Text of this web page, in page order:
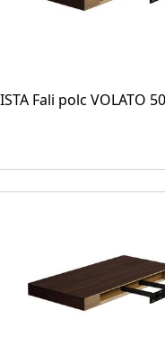
Fali polc VOLATO